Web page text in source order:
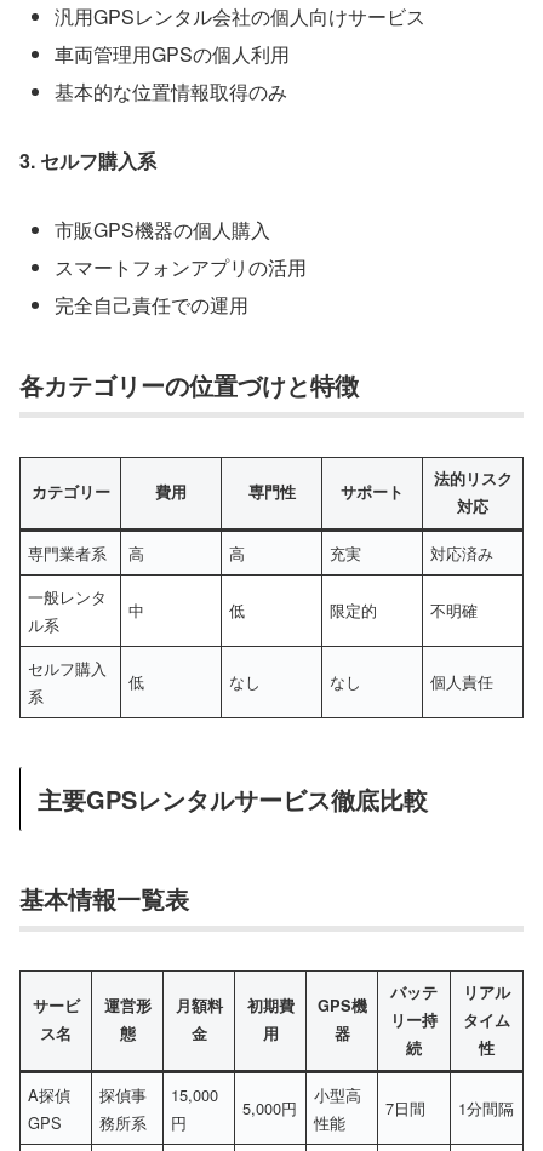
汎用GPSレンタル会社の個人向けサービス
車両管理用GPSの個人利用
基本的な位置情報取得のみ
3. セルフ購入系
市販GPS機器の個人購入
スマートフォンアプリの活用
完全自己責任での運用
各カテゴリーの位置づけと特徴
カテゴリー 費用 専門性 サポート
法的リスク
対応
専門業者系 高 高 充実
対応済み
一般レンタ
ル系
中 低 限定的 不明確
セルフ購入
系
低 なし なし 個人責任
主要GPSレンタルサービス徹底比較
基本情報一覧表
サービ
ス名
運営形
態
月額料
金
初期費
用
GPS機
器
バッテ
リー持
続
リアル
タイム
性
A探偵
GPS
探偵事
務所系
15,000
円
5,000円
小型高
性能
7日間 1分間隔